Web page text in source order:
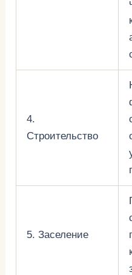
4.
Строительство
5. Заселение